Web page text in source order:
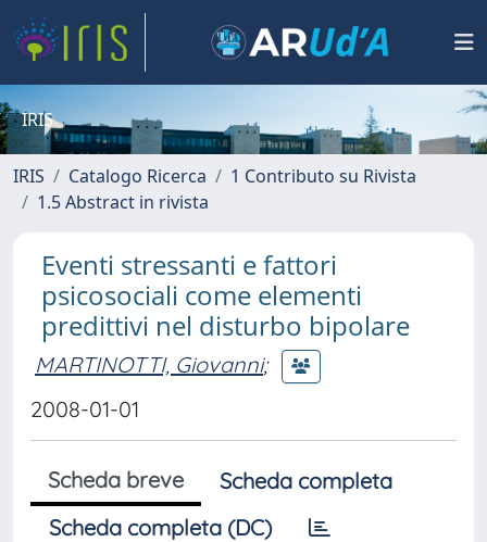
IRIS
IRIS Catalogo Ricerca
1 Contributo su Rivista
1.5 Abstract in rivista
Eventi stressanti e fattori
psicosociali come elementi
predittivi nel disturbo bipolare
MARTINOTTI, Giovanni;
2008-01-01
Scheda breve
Scheda completa
Scheda completa (DC)